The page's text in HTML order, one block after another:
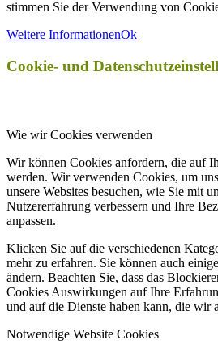
stimmen Sie der Verwendung von
Weitere InformationenOk
Cookie- und
Wie wir Cookies verwenden
Wir können Cookies anfordern, die auf
werden. Wir verwenden Cookies, um
unsere Websites besuchen, wie Sie mit
Nutzererfahrung verbessern und Ihre
anpassen.
Klicken Sie auf die verschiedenen
mehr zu erfahren. Sie können auch
ändern. Beachten Sie, dass das
Cookies Auswirkungen auf Ihre
und auf die Dienste haben kann, die wir
Notwendige Website Cookies